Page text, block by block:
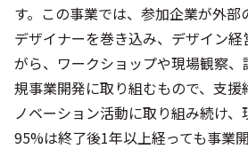
す。この事業では、参加企業が外
デザイナーを巻き込み、デザイン
がら、ワークショップや現場観察
規事業開発に取り組むもので、支援
ノベーション活動に取り組み続け
95%は終了後1年以上経っても事業